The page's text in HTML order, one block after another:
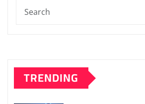
TRENDING